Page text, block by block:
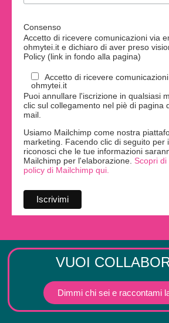
Consenso
Accetto di ricevere comunicazioni via
ohmytei.it e dichiaro di aver preso
Policy (link in fondo alla pagina)
Accetto di ricevere
ohmytei.it
Puoi annullare l'iscrizione in qualsiasi
clic sul collegamento nel piè di pagina
mail.
Usiamo Mailchimp come nostra
marketing. Facendo clic di seguito per
riconosci che le tue informazioni
Mailchimp per l'elaborazione. Scopri
policy di Mailchimp qui.
VUOI
Dimmi chi sei e raccontami